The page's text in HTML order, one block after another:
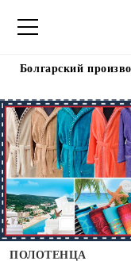
Болгарский
ПОЛОТЕНЦА